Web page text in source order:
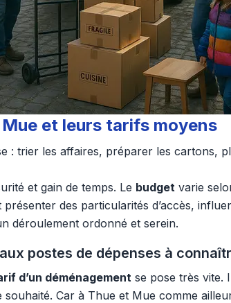
et leurs tarifs moyens
: trier les affaires, préparer les cartons,
et gain de temps. Le budget varie
des particularités d’accès,
déroulement ordonné et serein.
postes de dépenses à
d’un déménagement se pose très vite.
Car à Thue et Mue comme